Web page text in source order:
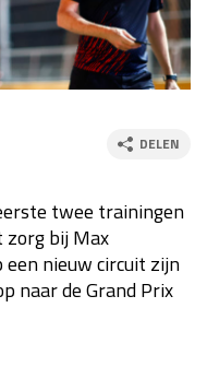
za 13:00 - 15:00
za 23:00 - 00:00
zo 21:00 - 23:00
za 19:00 - 20:00
DELEN
twee trainingen
bij Max
een nieuw circuit zijn
naar de Grand Prix